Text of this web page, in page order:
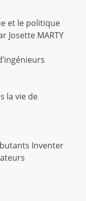
et le politique
Josette MARTY
la vie de
Inventer